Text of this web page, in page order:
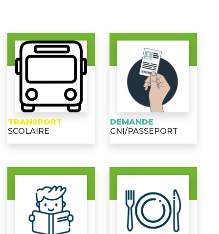
TRANSPORT
SCOLAIRE
DEMANDE
CNI/PASSEPORT